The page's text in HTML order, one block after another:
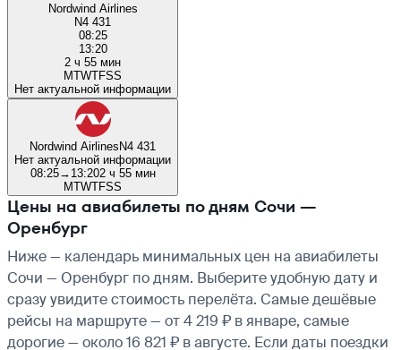
Nordwind Airlines
N4 431
08:25
13:20
2 ч 55 мин
MTWTFSS
Нет актуальной информации
Nordwind AirlinesN4 431
Нет актуальной информации
08:25→ 13:202 ч 55 мин
MTWTFSS
Цены на авиабилеты по дням Сочи —
Оренбург
Ниже — календарь минимальных цен на авиабилеты
Сочи — Оренбург по дням. Выберите удобную дату и
сразу увидите стоимость перелёта. Самые дешёвые
рейсы на маршруте — от 4 219 ₽ в январе, самые
дорогие — около 16 821 ₽ в августе. Если даты поездки